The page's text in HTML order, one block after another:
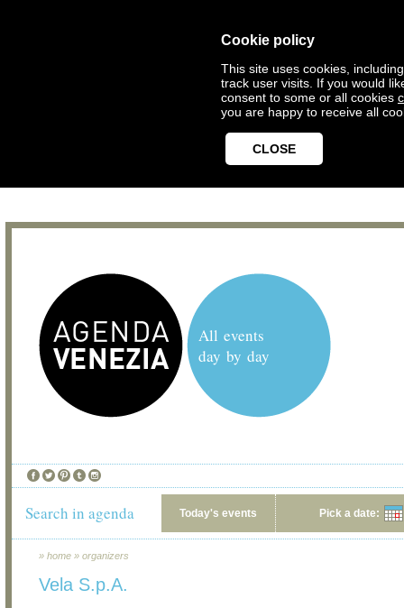
Cookie policy
This site uses cookies,
track user visits. If you would
consent to some or all cookies
you are happy to receive all
CLOSE
All events
day by day
Search in agenda Today's events Pick a date:
» home » organizers
Vela S.p.A.